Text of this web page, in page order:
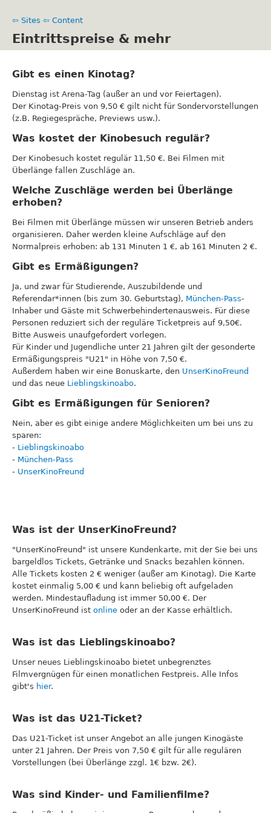
content
⇦ Sites ⇦ Content
Eintrittspreise & mehr
Gibt es einen Kinotag?
Dienstag ist Arena-Tag (außer an und vor Feiertagen).
Der Kinotag-Preis von 9,50 € gilt nicht für Sondervorstellungen
(z.B. Regiegespräche, Previews usw.).
Was kostet der Kinobesuch regulär?
Der Kinobesuch kostet regulär 11,50 €. Bei Filmen mit
Überlänge fallen Zuschläge an.
Welche Zuschläge werden bei Überlänge
erhoben?
Bei Filmen mit Überlänge müssen wir unseren Betrieb anders
organisieren. Daher werden kleine Aufschläge auf den
Normalpreis erhoben: ab 131 Minuten 1 €, ab 161 Minuten 2 €.
Gibt es Ermäßigungen?
Ja, und zwar für Studierende, Auszubildende und
Referendar*innen (bis zum 30. Geburtstag), München-Pass-
Inhaber und Gäste mit Schwerbehindertenausweis. Für diese
Personen reduziert sich der reguläre Ticketpreis auf 9,50€.
Bitte Ausweis unaufgefordert vorlegen.
Für Kinder und Jugendliche unter 21 Jahren gilt der gesonderte
Ermäßigungspreis "U21" in Höhe von 7,50 €.
Außerdem haben wir eine Bonuskarte, den UnserKinoFreund
und das neue Lieblingskinoabo.
Gibt es Ermäßigungen für Senioren?
Nein, aber es gibt einige andere Möglichkeiten um bei uns zu
sparen:
- Lieblingskinoabo
- München-Pass
- UnserKinoFreund
Was ist der UnserKinoFreund?
"UnserKinoFreund" ist unsere Kundenkarte, mit der Sie bei uns
bargeldlos Tickets, Getränke und Snacks bezahlen können.
Alle Tickets kosten 2 € weniger (außer am Kinotag). Die Karte
kostet einmalig 5,00 € und kann beliebig oft aufgeladen
werden. Mindestaufladung ist immer 50,00 €. Der
UnserKinoFreund ist onlineoder an der Kasse erhältlich.
Was ist das Lieblingskinoabo?
Unser neues Lieblingskinoabo bietet unbegrenztes
Filmvergnügen für einen monatlichen Festpreis. Alle Infos
gibt's hier.
Was ist das U21-Ticket?
Das U21-Ticket ist unser Angebot an alle jungen Kinogäste
unter 21 Jahren. Der Preis von 7,50 € gilt für alle regulären
Vorstellungen (bei Überlänge zzgl. 1€ bzw. 2€).
Was sind Kinder- und Familienfilme?